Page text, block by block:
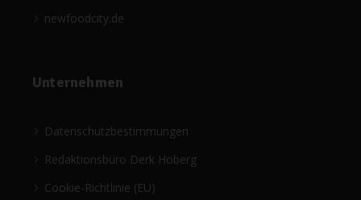
newfoodcity.de
Unternehmen
Datenschutzbestimmungen
Redaktionsbüro Derk Hoberg
Cookie-Richtlinie (EU)